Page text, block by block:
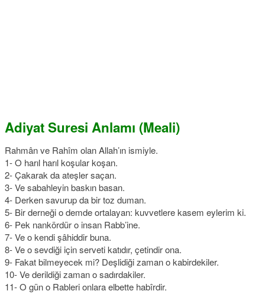
Adiyat Suresi Anlamı (Meali)
Rahmân ve Rahîm olan Allah’ın ismiyle.
1- O harıl harıl koşular koşan.
2- Çakarak da ateşler saçan.
3- Ve sabahleyin baskın basan.
4- Derken savurup da bir toz duman.
5- Bir derneği o demde ortalayan: kuvvetlere kasem eylerim ki.
6- Pek nankördür o insan Rabb’ine.
7- Ve o kendi şâhiddir buna.
8- Ve o sevdiği için serveti katıdır, çetindir ona.
9- Fakat bilmeyecek mi? Deşlidiği zaman o kabirdekiler.
10- Ve derildiği zaman o sadırdakiler.
11- O gün o Rableri onlara elbette habîrdir.